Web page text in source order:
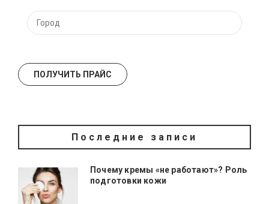
Последние записи
Почему кремы «не работают»? Роль
подготовки кожи